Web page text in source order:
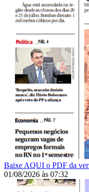
Baixe AQUI o PDF da
01/08/2026 às 07:32